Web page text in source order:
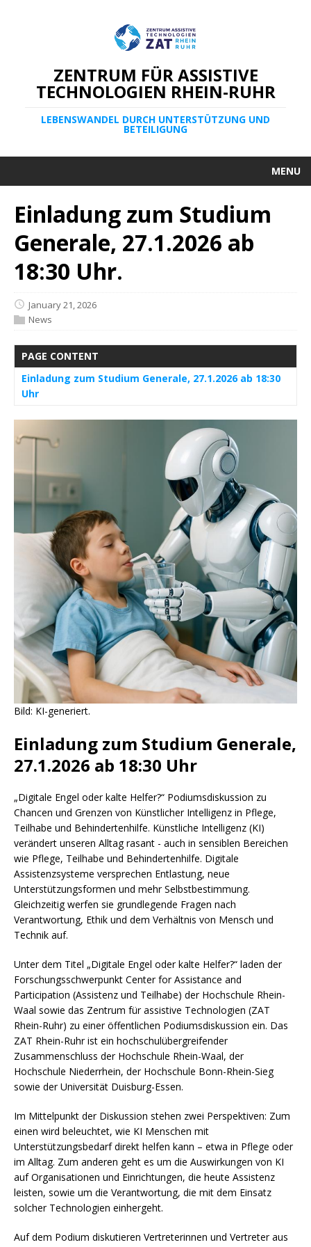
ZENTRUM FÜR ASSISTIVE
TECHNOLOGIEN RHEIN-RUHR
LEBENSWANDEL DURCH UNTERSTÜTZUNG UND
BETEILIGUNG
MENU
Einladung zum Studium
Generale, 27.1.2026 ab
18:30 Uhr.
January 21, 2026
News
PAGE CONTENT
Einladung zum Studium Generale, 27.1.2026 ab 18:30
Uhr
Bild: KI-generiert.
Einladung zum Studium Generale,
27.1.2026 ab 18:30 Uhr
„Digitale Engel oder kalte Helfer?“ Podiumsdiskussion zu
Chancen und Grenzen von Künstlicher Intelligenz in Pflege,
Teilhabe und Behindertenhilfe. Künstliche Intelligenz (KI)
verändert unseren Alltag rasant - auch in sensiblen Bereichen
wie Pflege, Teilhabe und Behindertenhilfe. Digitale
Assistenzsysteme versprechen Entlastung, neue
Unterstützungsformen und mehr Selbstbestimmung.
Gleichzeitig werfen sie grundlegende Fragen nach
Verantwortung, Ethik und dem Verhältnis von Mensch und
Technik auf.
Unter dem Titel „Digitale Engel oder kalte Helfer?“ laden der
Forschungsschwerpunkt Center for Assistance and
Participation (Assistenz und Teilhabe) der Hochschule Rhein-
Waal sowie das Zentrum für assistive Technologien (ZAT
Rhein-Ruhr) zu einer öffentlichen Podiumsdiskussion ein. Das
ZAT Rhein-Ruhr ist ein hochschulübergreifender
Zusammenschluss der Hochschule Rhein-Waal, der
Hochschule Niederrhein, der Hochschule Bonn-Rhein-Sieg
sowie der Universität Duisburg-Essen.
Im Mittelpunkt der Diskussion stehen zwei Perspektiven: Zum
einen wird beleuchtet, wie KI Menschen mit
Unterstützungsbedarf direkt helfen kann – etwa in Pflege oder
im Alltag. Zum anderen geht es um die Auswirkungen von KI
auf Organisationen und Einrichtungen, die heute Assistenz
leisten, sowie um die Verantwortung, die mit dem Einsatz
solcher Technologien einhergeht.
Auf dem Podium diskutieren Vertreterinnen und Vertreter aus